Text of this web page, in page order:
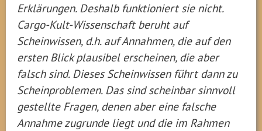
Erklärungen. Deshalb funktioniert sie nicht.
Cargo-Kult-Wissenschaft beruht auf
Scheinwissen, d.h. auf Annahmen, die auf den
ersten Blick plausibel erscheinen, die aber
falsch sind. Dieses Scheinwissen führt dann zu
Scheinproblemen. Das sind scheinbar sinnvoll
gestellte Fragen, denen aber eine falsche
Annahme zugrunde liegt und die im Rahmen